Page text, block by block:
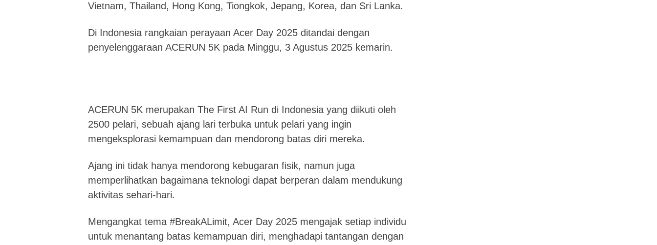
Vietnam, Thailand, Hong Kong, Tiongkok, Jepang, Korea, dan Sri Lanka.
Di Indonesia rangkaian perayaan Acer Day 2025 ditandai dengan
penyelenggaraan ACERUN 5K pada Minggu, 3 Agustus 2025 kemarin.
ACERUN 5K merupakan The First AI Run di Indonesia yang diikuti oleh
2500 pelari, sebuah ajang lari terbuka untuk pelari yang ingin
mengeksplorasi kemampuan dan mendorong batas diri mereka.
Ajang ini tidak hanya mendorong kebugaran fisik, namun juga
memperlihatkan bagaimana teknologi dapat berperan dalam mendukung
aktivitas sehari-hari.
Mengangkat tema #BreakALimit, Acer Day 2025 mengajak setiap individu
untuk menantang batas kemampuan diri, menghadapi tantangan dengan